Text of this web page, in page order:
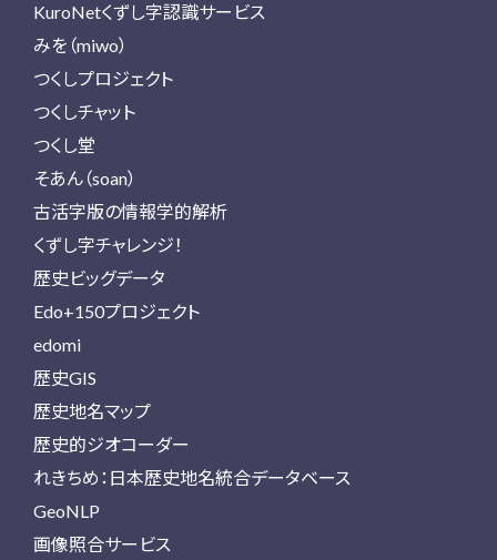
KuroNetくずし字認識サービス
みを（miwo）
つくしプロジェクト
つくしチャット
つくし堂
そあん（soan）
古活字版の情報学的解析
くずし字チャレンジ！
歴史ビッグデータ
Edo+150プロジェクト
edomi
歴史GIS
歴史地名マップ
歴史的ジオコーダー
れきちめ：日本歴史地名統合データベース
GeoNLP
画像照合サービス